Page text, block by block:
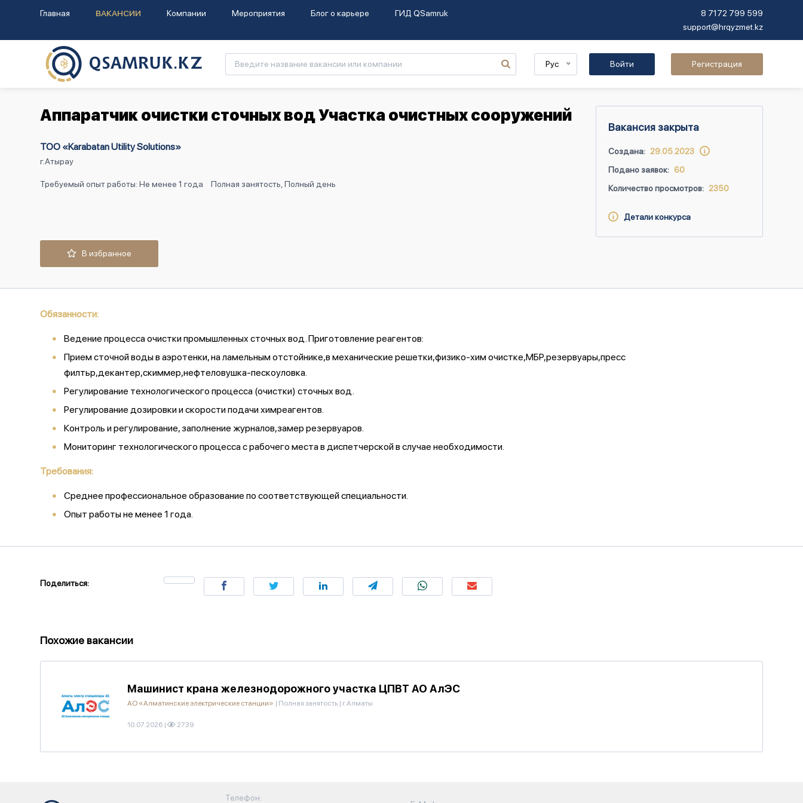
Главная ВАКАНСИИ Компании Мероприятия Блог о карьере ГИД QSamruk
8 7172 799 599
support@hrqyzmet.kz
Рус Войти Регистрация
Аппаратчик очистки сточных вод Участка очистных сооружений
ТОО «Karabatan Utility Solutions»
г.Атырау
Требуемый опыт работы: Не менее 1 года Полная занятость, Полный день
Вакансия закрыта
Создана: 29.05.2023
Подано заявок: 60
Количество просмотров: 2350
Детали конкурса
В избранное
Обязанности:
Ведение процесса очистки промышленных сточных вод. Приготовление реагентов:
Прием сточной воды в аэротенки, на ламельным отстойнике,в механические решетки,физико-хим очистке,МБР,резервуары,пресс
филтьр,декантер,скиммер,нефтеловушка-пескоуловка.
Регулирование технологического процесса (очистки) сточных вод.
Регулирование дозировки и скорости подачи химреагентов.
Контроль и регулирование, заполнение журналов,замер резервуаров.
Мониторинг технологического процесса с рабочего места в диспетчерской в случае необходимости.
Требования:
Среднее профессиональное образование по соответствующей специальности.
Опыт работы не менее 1 года.
Поделиться:
Похожие вакансии
Машинист крана железнодорожного участка ЦПВТ АО АлЭС
АО «Алматинские электрические станции» | Полная занятость | г.Алматы
10.07.2026 | 2739
Телефон: